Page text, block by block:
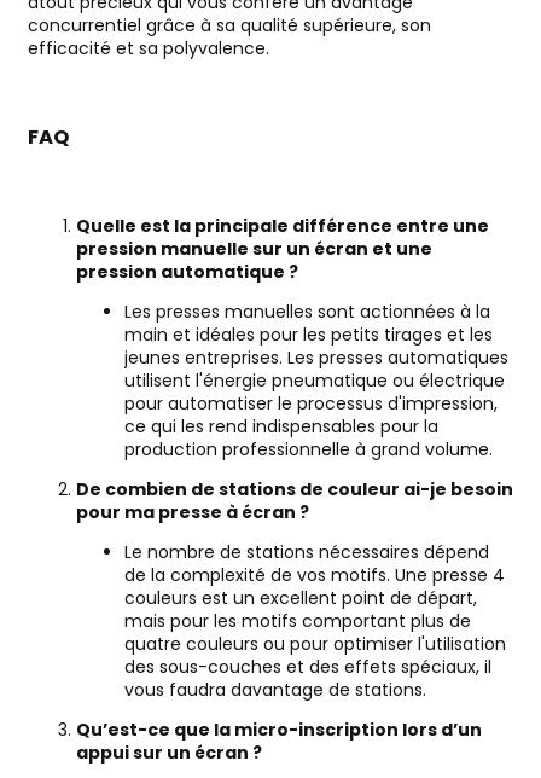
concurrentiel grâce à sa qualité supérieure, son
efficacité et sa polyvalence.
FAQ
Quelle est la principale différence entre une
pression manuelle sur un écran et une
pression automatique ?
Les presses manuelles sont actionnées à la
main et idéales pour les petits tirages et les
jeunes entreprises. Les presses automatiques
utilisent l'énergie pneumatique ou électrique
pour automatiser le processus d'impression,
ce qui les rend indispensables pour la
production professionnelle à grand volume.
De combien de stations de couleur ai-je besoin
pour ma presse à écran ?
Le nombre de stations nécessaires dépend
de la complexité de vos motifs. Une presse 4
couleurs est un excellent point de départ,
mais pour les motifs comportant plus de
quatre couleurs ou pour optimiser l'utilisation
des sous-couches et des effets spéciaux, il
vous faudra davantage de stations.
Qu’est-ce que la micro-inscription lors d’un
appui sur un écran ?